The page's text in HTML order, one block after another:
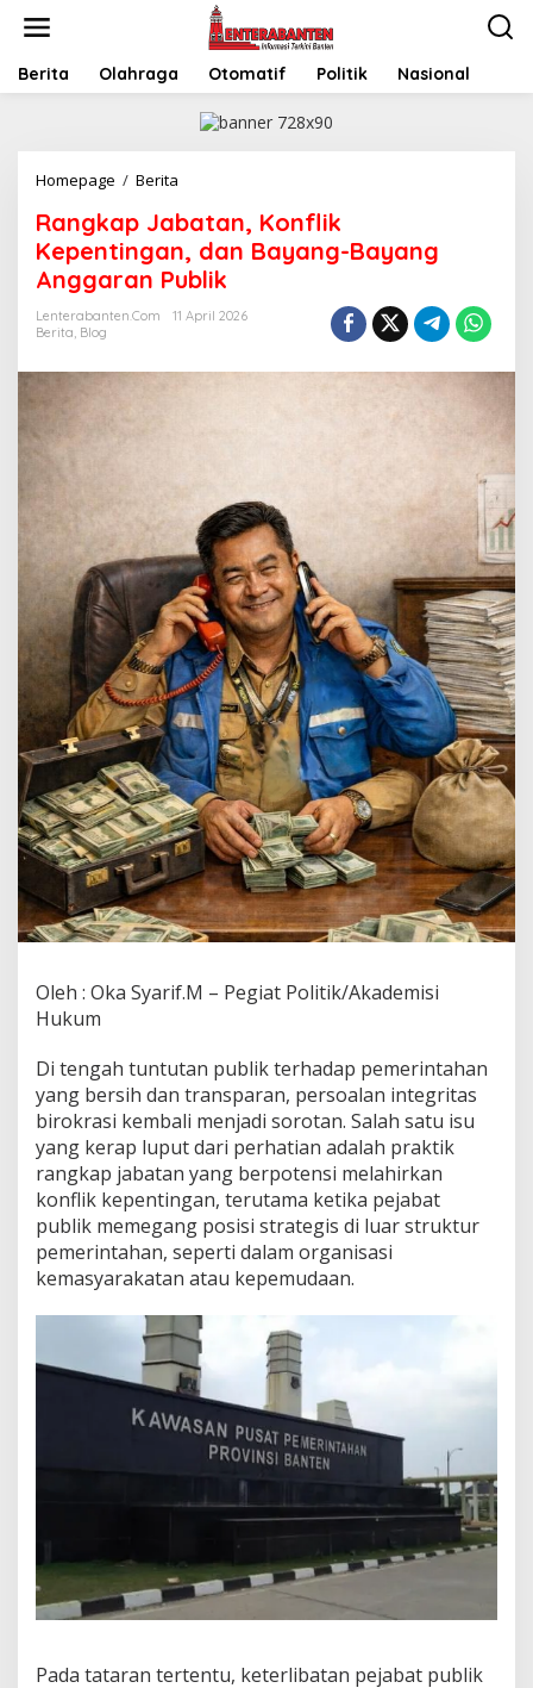
Berita Olahraga Otomatif Politik Nasional
Homepage / Berita
Konflik
Kepentingan,
dan
Bayang-
Bayang
Anggaran
Rangkap Jabatan, Konflik
Kepentingan, dan Bayang-Bayang
Anggaran Publik
Lenterabanten.com
11 April 2026
Berita, Blog
Oleh : Oka Syarif.M – Pegiat Politik/Akademisi
Hukum
Di tengah tuntutan publik terhadap pemerintahan
yang bersih dan transparan, persoalan integritas
birokrasi kembali menjadi sorotan. Salah satu isu
yang kerap luput dari perhatian adalah praktik
rangkap jabatan yang berpotensi melahirkan
konflik kepentingan, terutama ketika pejabat
publik memegang posisi strategis di luar struktur
pemerintahan, seperti dalam organisasi
kemasyarakatan atau kepemudaan.
Pada tataran tertentu, keterlibatan pejabat publik